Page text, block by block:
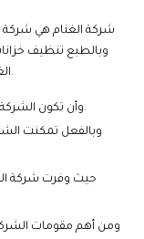
شركة الغنام هي
وبالطبع تنظيف
الغنام وهى تطمح أن تصل إلى القمة في هذا المجال.
وأن تكون الشركة الأولى في تقديم هذه الخدمة على أعلى مستوى.
وبالفعل تمكنت
حيث وفرت شركة
ومن أهم مقومات